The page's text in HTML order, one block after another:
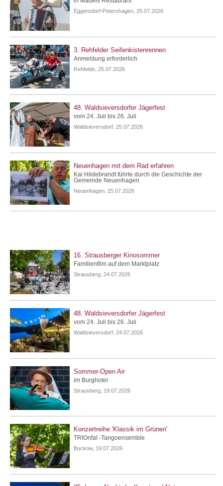
Eggersdorf-Petershagen, 25.07.2026
3. Rehfelder Seifenkistenrennen
Anmeldung erforderlich
Rehfelde, 25.07.2026
48. Waldsieversdorfer Jägerfest
vom 24. Juli bis 26. Juli
Waldsieversdorf, 25.07.2026
Neuenhagen mit dem Rad erfahren
Kai Hildebrandt führte durch die Geschichte der
Gemeinde Neuenhagen
Neuenhagen, 25.07.2026
16. Strausberger Kinosommer
Familienfilm auf dem Marktplatz
Strausberg, 24.07.2026
48. Waldsieversdorfer Jägerfest
vom 24. Juli bis 26. Juli
Waldsieversdorf, 24.07.2026
Sommer-Open Air
im Burghotel
Strausberg, 19.07.2026
Konzertreihe 'Klassik im Grünen'
TRIOnfal -Tangoensemble
Buckow, 19.07.2026